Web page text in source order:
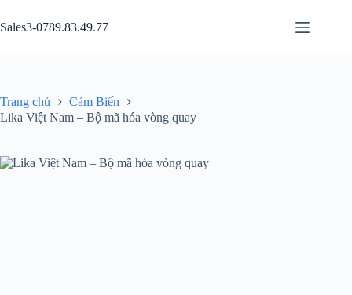
đến
phần
Sales3-0789.83.49.77
Trang chủ
Cảm Biến
Lika Việt Nam – Bộ mã hóa vòng quay